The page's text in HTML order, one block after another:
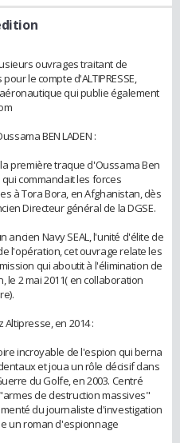
ouvrages traitant de
le compte d'ALTIPRESSE,
qui publie également
BEN LADEN :
la première traque d'Oussama Ben
commandait les forces
à Tora Bora, en Afghanistan, dès
Directeur général de la DGSE.
ancien Navy SEAL, l'unité d'élite de
l'opération, cet ouvrage relate les
qui aboutit à l'élimination de
le 2 mai 2011( en collaboration
en 2014 :
incroyable de l'espion qui berna
et joua un rôle décisif dans
du Golfe, en 2003. Centré
de destruction massives"
du journaliste d'investigation
un roman d'espionnage